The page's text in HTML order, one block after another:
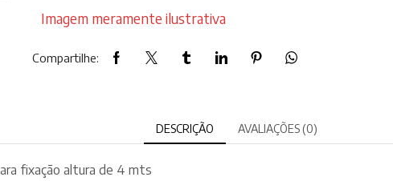
Imagem meramente ilustrativa
Compartilhe:
DESCRIÇÃO AVALIAÇÕES (0)
fixação altura de 4 mts